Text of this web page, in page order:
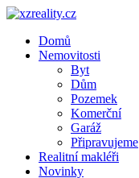
Domů
Nemovitosti
Byt
Dům
Pozemek
Komerční
Garáž
Připravujeme
Realitní makléři
Novinky